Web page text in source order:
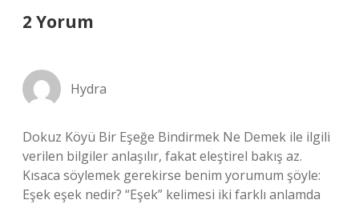
2 Yorum
Hydra
Dokuz Köyü Bir Eşeğe Bindirmek Ne Demek ile ilgili
verilen bilgiler anlaşılır, fakat eleştirel bakış az.
Kısaca söylemek gerekirse benim yorumum şöyle:
Eşek eşek nedir? “Eşek” kelimesi iki farklı anlamda